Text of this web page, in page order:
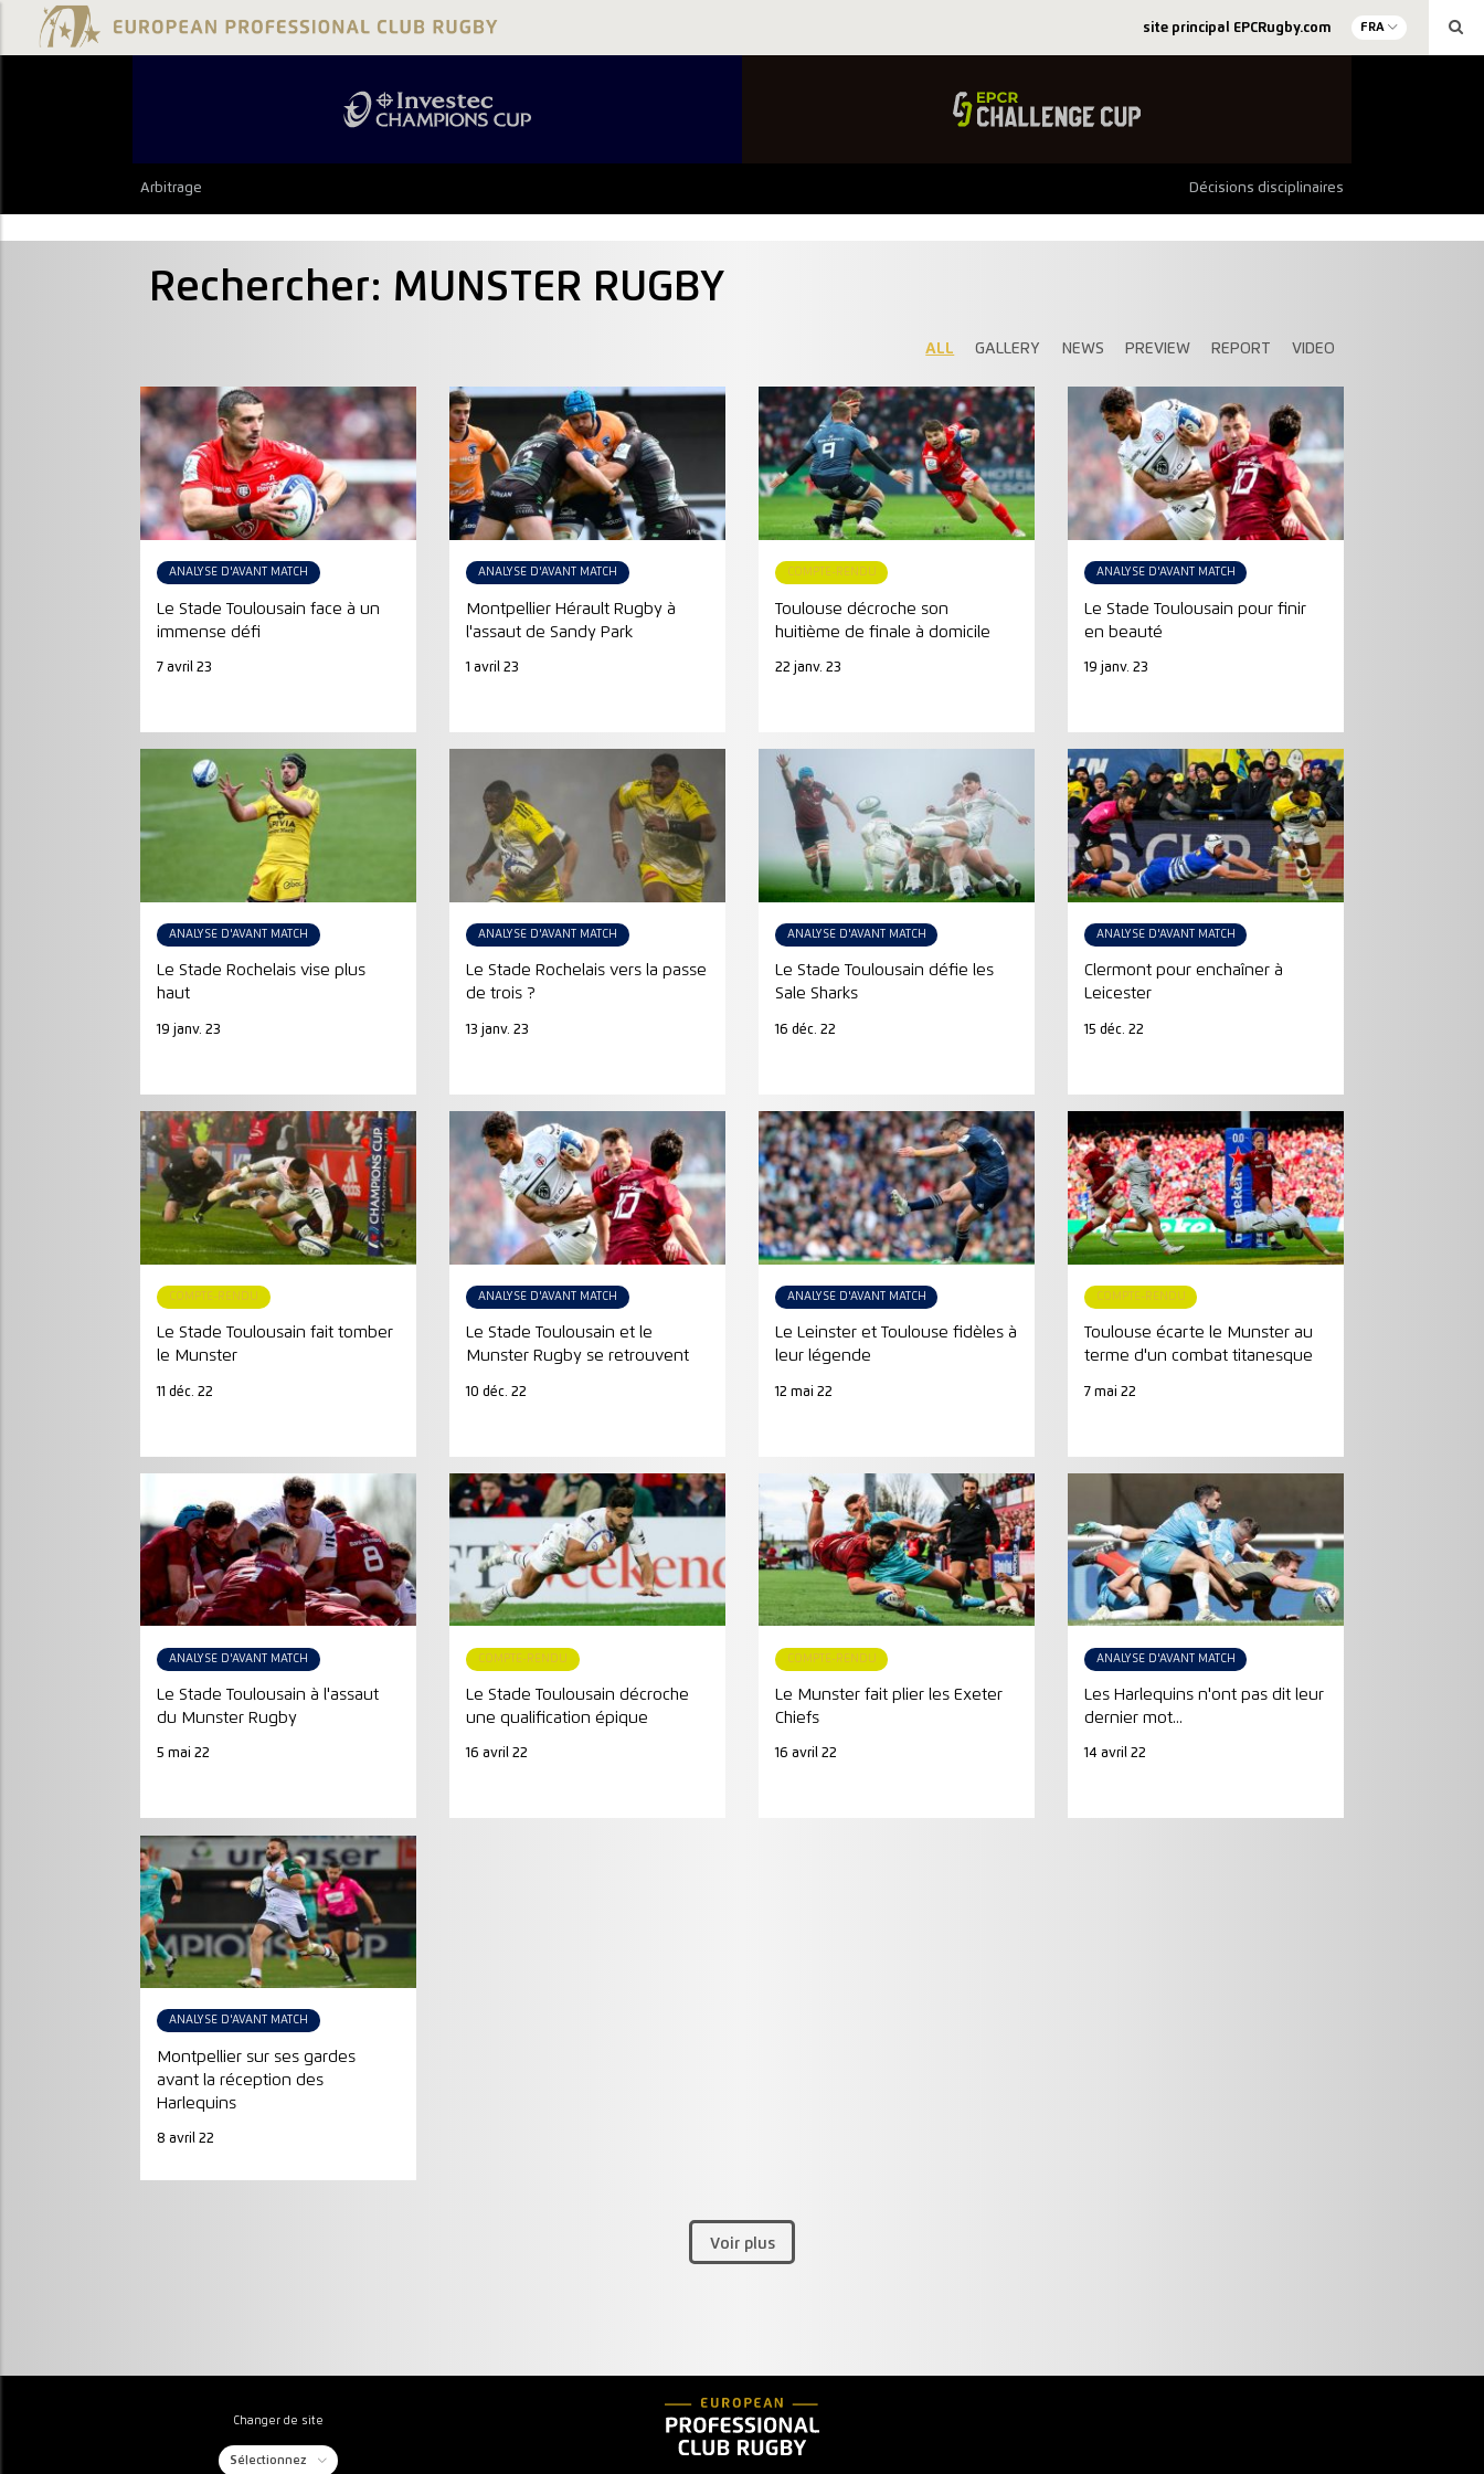
site principal EPCRugby.com FRA
Arbitrage Décisions disciplinaires
Rechercher: MUNSTER RUGBY
ALL GALLERY NEWS PREVIEW REPORT VIDEO
Voir plus
ANALYSE D'AVANT MATCH
Le Stade Toulousain face à un
immense défi
7 avril 23
ANALYSE D'AVANT MATCH
Montpellier Hérault Rugby à
l'assaut de Sandy Park
1 avril 23
COMPTE-RENDU
Toulouse décroche son
huitième de finale à domicile
22 janv. 23
ANALYSE D'AVANT MATCH
Le Stade Toulousain pour finir
en beauté
19 janv. 23
ANALYSE D'AVANT MATCH
Le Stade Rochelais vise plus
haut
19 janv. 23
ANALYSE D'AVANT MATCH
Le Stade Rochelais vers la passe
de trois ?
13 janv. 23
ANALYSE D'AVANT MATCH
Le Stade Toulousain défie les
Sale Sharks
16 déc. 22
ANALYSE D'AVANT MATCH
Clermont pour enchaîner à
Leicester
15 déc. 22
COMPTE-RENDU
Le Stade Toulousain fait tomber
le Munster
11 déc. 22
ANALYSE D'AVANT MATCH
Le Stade Toulousain et le
Munster Rugby se retrouvent
10 déc. 22
ANALYSE D'AVANT MATCH
Le Leinster et Toulouse fidèles à
leur légende
12 mai 22
COMPTE-RENDU
Toulouse écarte le Munster au
terme d'un combat titanesque
7 mai 22
ANALYSE D'AVANT MATCH
Le Stade Toulousain à l'assaut
du Munster Rugby
5 mai 22
COMPTE-RENDU
Le Stade Toulousain décroche
une qualification épique
16 avril 22
COMPTE-RENDU
Le Munster fait plier les Exeter
Chiefs
16 avril 22
ANALYSE D'AVANT MATCH
Les Harlequins n'ont pas dit leur
dernier mot...
14 avril 22
ANALYSE D'AVANT MATCH
Montpellier sur ses gardes
avant la réception des
Harlequins
8 avril 22
Changer de site
Sélectionnez